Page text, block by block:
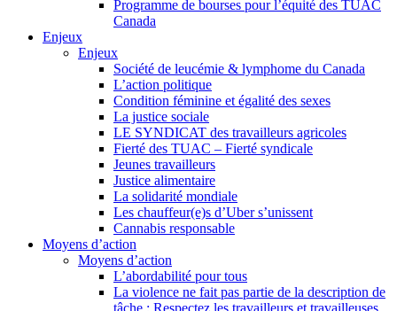
Programme de bourses pour l’équité des TUAC
Canada
Enjeux
Enjeux
Société de leucémie & lymphome du Canada
L’action politique
Condition féminine et égalité des sexes
La justice sociale
LE SYNDICAT des travailleurs agricoles
Fierté des TUAC – Fierté syndicale
Jeunes travailleurs
Justice alimentaire
La solidarité mondiale
Les chauffeur(e)s d’Uber s’unissent
Cannabis responsable
Moyens d’action
Moyens d’action
L’abordabilité pour tous
La violence ne fait pas partie de la description de